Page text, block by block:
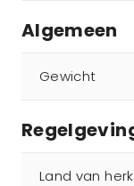
Algemeen
Gewicht
Land van